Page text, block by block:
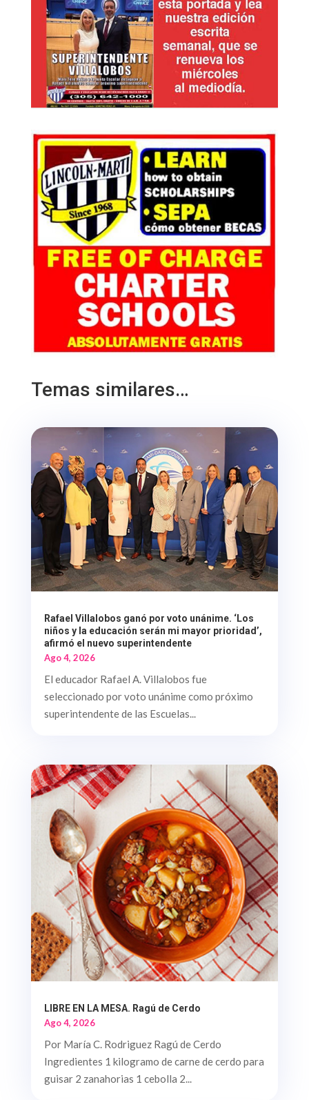
Temas similares…
Rafael Villalobos ganó por voto unánime. ‘Los
niños y la educación serán mi mayor prioridad’,
afirmó el nuevo superintendente
Ago 4, 2026
El educador Rafael A. Villalobos fue
seleccionado por voto unánime como próximo
superintendente de las Escuelas...
LIBRE EN LA MESA. Ragú de Cerdo
Ago 4, 2026
Por María C. Rodriguez Ragú de Cerdo
Ingredientes 1 kilogramo de carne de cerdo para
guisar 2 zanahorias 1 cebolla 2...